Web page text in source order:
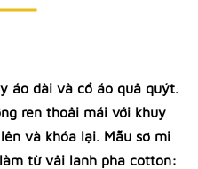
áo dài và cổ áo quả quýt.
ren thoải mái với khuy
và khóa lại. Mẫu sơ mi
từ vải lanh pha cotton: